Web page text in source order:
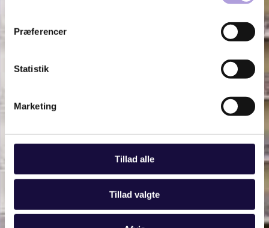
Præferencer
Statistik
Marketing
Tillad alle
Tillad valgte